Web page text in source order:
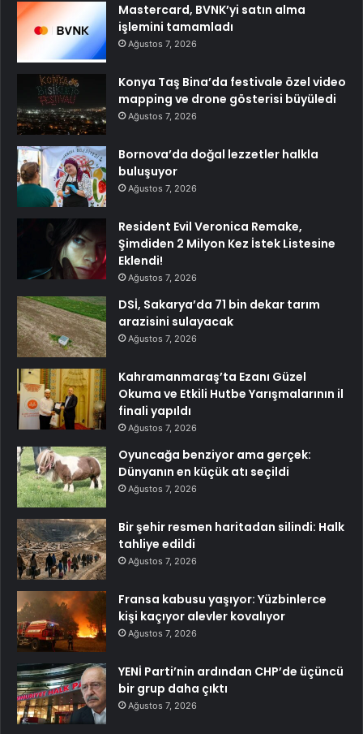
Mastercard, BVNK’yi satın alma
işlemini tamamladı
Ağustos 7, 2026
Konya Taş Bina’da festivale özel video
mapping ve drone gösterisi büyüledi
Ağustos 7, 2026
Bornova’da doğal lezzetler halkla
buluşuyor
Ağustos 7, 2026
Resident Evil Veronica Remake,
Şimdiden 2 Milyon Kez İstek Listesine
Eklendi!
Ağustos 7, 2026
DSİ, Sakarya’da 71 bin dekar tarım
arazisini sulayacak
Ağustos 7, 2026
Kahramanmaraş’ta Ezanı Güzel
Okuma ve Etkili Hutbe Yarışmalarının il
finali yapıldı
Ağustos 7, 2026
Oyuncağa benziyor ama gerçek:
Dünyanın en küçük atı seçildi
Ağustos 7, 2026
Bir şehir resmen haritadan silindi: Halk
tahliye edildi
Ağustos 7, 2026
Fransa kabusu yaşıyor: Yüzbinlerce
kişi kaçıyor alevler kovalıyor
Ağustos 7, 2026
YENİ Parti’nin ardından CHP’de üçüncü
bir grup daha çıktı
Ağustos 7, 2026